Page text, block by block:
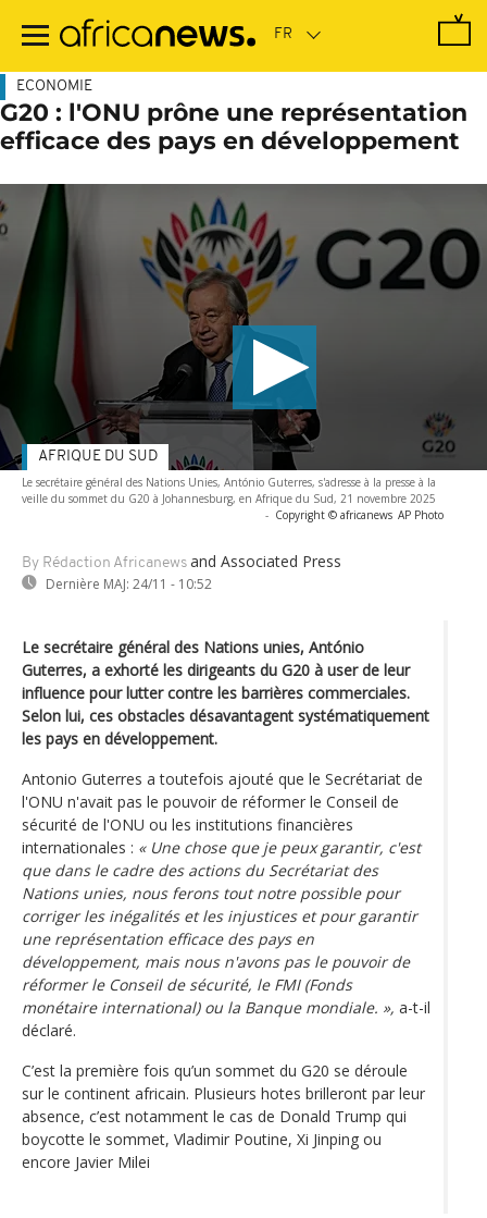
contenu
ECONOMIE
G20 : l'ONU prône une représentation
efficace des pays en développement
Le secrétaire général des Nations Unies, António Guterres, s'adresse à la presse à la
veille du sommet du G20 à Johannesburg, en Afrique du Sud, 21 novembre 2025
- Copyright © africanews AP Photo
By Rédaction Africanews and Associated Press
Dernière MAJ: 24/11 - 10:52
AFRIQUE DU SUD
Le secrétaire général des Nations unies, António
Guterres, a exhorté les dirigeants du G20 à user de leur
influence pour lutter contre les barrières commerciales.
Selon lui, ces obstacles désavantagent systématiquement
les pays en développement.
Antonio Guterres a toutefois ajouté que le Secrétariat de
l'ONU n'avait pas le pouvoir de réformer le Conseil de
sécurité de l'ONU ou les institutions financières
internationales : « Une chose que je peux garantir, c'est
que dans le cadre des actions du Secrétariat des
Nations unies, nous ferons tout notre possible pour
corriger les inégalités et les injustices et pour garantir
une représentation efficace des pays en
développement, mais nous n'avons pas le pouvoir de
réformer le Conseil de sécurité, le FMI (Fonds
monétaire international) ou la Banque mondiale. », a-t-il
déclaré.
C’est la première fois qu’un sommet du G20 se déroule
sur le continent africain. Plusieurs hotes brilleront par leur
absence, c’est notamment le cas de Donald Trump qui
boycotte le sommet, Vladimir Poutine, Xi Jinping ou
encore Javier Milei